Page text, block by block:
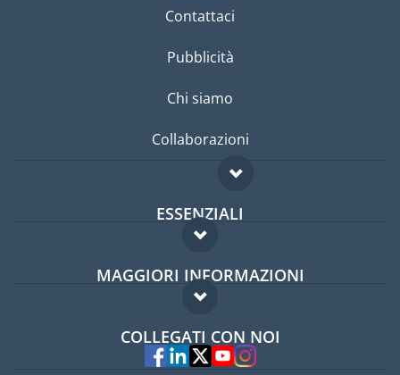
Contattaci
Pubblicità
Chi siamo
Collaborazioni
ESSENZIALI
Forum per expat
Guida per expat
MAGGIORI INFORMAZIONI
Domande frequenti
Esperti
COLLEGATI CON NOI